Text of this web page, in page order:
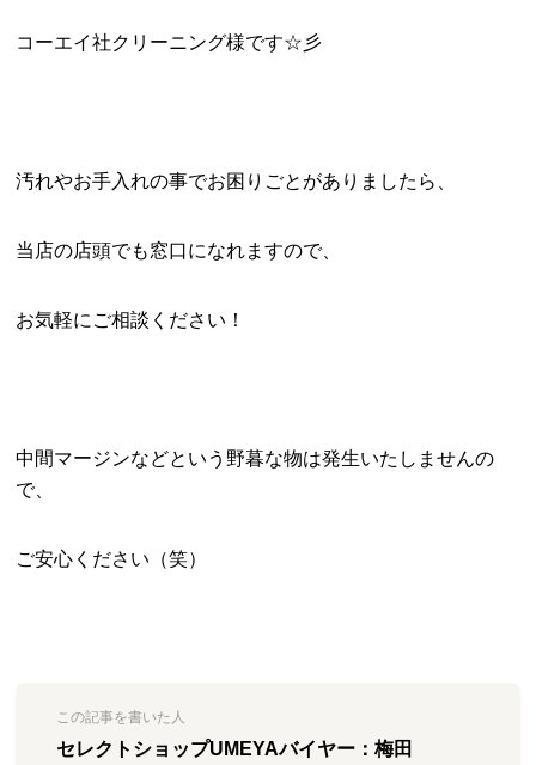
コーエイ社クリーニング様です☆彡
汚れやお手入れの事でお困りごとがありましたら、
当店の店頭でも窓口になれますので、
お気軽にご相談ください！
中間マージンなどという野暮な物は発生いたしませんの
で、
ご安心ください（笑）
この記事を書いた人
セレクトショップUMEYAバイヤー：梅田